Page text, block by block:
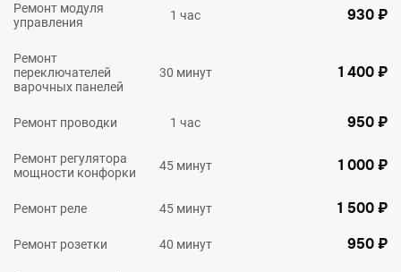
Ремонт модуля
управления
1 час 930 ₽
Ремонт
переключателей
варочных панелей
30 минут 1 400 ₽
Ремонт проводки 1 час 950 ₽
Ремонт регулятора
мощности конфорки
45 минут 1 000 ₽
Ремонт реле 45 минут 1 500 ₽
Ремонт розетки 40 минут 950 ₽